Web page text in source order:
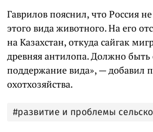
Гаврилов пояснил, что Россия
этого вида животного. На его
на Казахстан, откуда сайгак
древняя антилопа. Должно
поддержание вида», — добавил
охотхозяйства.
#развитие и проблемы